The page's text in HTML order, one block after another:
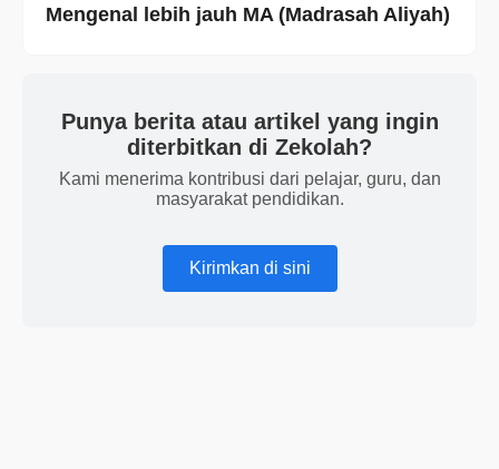
Mengenal lebih jauh MA (Madrasah Aliyah)
Punya berita atau artikel yang ingin
diterbitkan di Zekolah?
Kami menerima kontribusi dari pelajar, guru, dan
masyarakat pendidikan.
Kirimkan di sini